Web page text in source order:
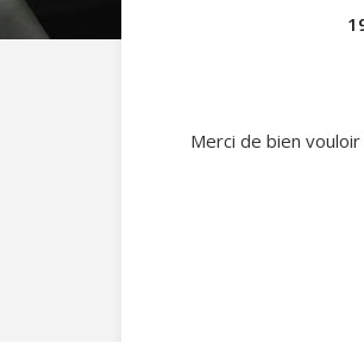
Merci de bien